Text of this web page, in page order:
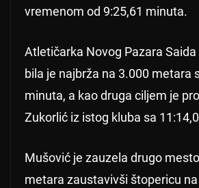
vremenom od 9:25,61 minuta.
Atletičarka Novog Pazara
bila je najbrža na 3.000 metara
minuta, a kao druga ciljem je
Zukorlić iz istog kluba sa
Mušović je zauzela drugo
metara zaustavivši štopericu na